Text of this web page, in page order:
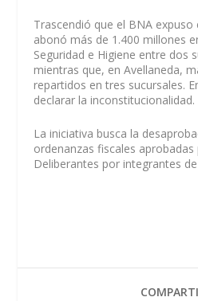
Trascendió que el BNA expuso
abonó más de 1.400 millones
Seguridad e Higiene entre dos
mientras que, en Avellaneda,
repartidos en tres sucursales.
declarar la inconstitucionalidad.
La iniciativa busca la
ordenanzas fiscales
Deliberantes por integrantes